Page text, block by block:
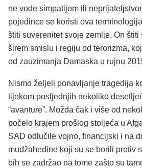
ne vode simpatijom ili
pojedince se koristi ova
štiti suverenitet svoje zemlje. On štiti
širem smislu i regiju od terorizma,
od zauzimanja Damaska ​​u rujnu
Nismo željeli ponavljanje tragedija
tijekom posljednjih nekoliko
“avanture”. Možda čak i više od
počelo krajem prošlog stoljeća u
SAD odlučile vojno, financijski i na
mudžahedine koji su se borili protiv
bih se zadržao na tome zašto su